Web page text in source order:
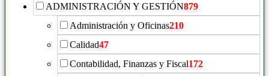
ADMINISTRACIÓN Y GESTIÓN879
Administración y Oficinas210
Calidad47
Contabilidad, Finanzas y Fiscal172